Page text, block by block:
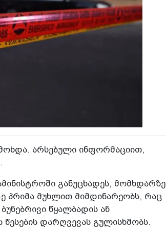
არსებული ინფორმაციით,
განუცხადეს, მომხდარზე
პრიმა მუხლით მიმდინარეობს, რაც
წყალბადის ან
დარღვევას გულისხმობს.